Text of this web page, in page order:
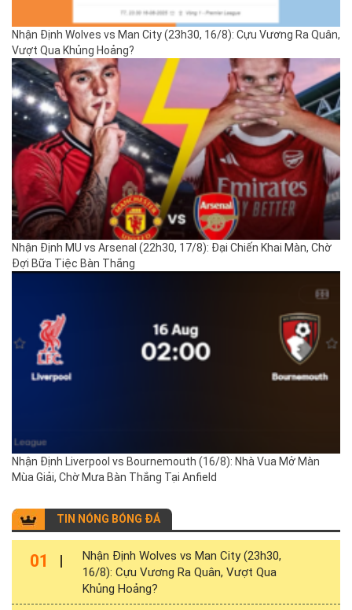
Nhận Định Wolves vs Man City (23h30, 16/8): Cựu Vương Ra Quân,
Vượt Qua Khủng Hoảng?
Nhận Định MU vs Arsenal (22h30, 17/8): Đại Chiến Khai Màn, Chờ
Đợi Bữa Tiệc Bàn Thắng
Nhận Định Liverpool vs Bournemouth (16/8): Nhà Vua Mở Màn
Mùa Giải, Chờ Mưa Bàn Thắng Tại Anfield
TIN NÓNG BÓNG ĐÁ
01
Nhận Định Wolves vs Man City (23h30,
16/8): Cựu Vương Ra Quân, Vượt Qua
Khủng Hoảng?